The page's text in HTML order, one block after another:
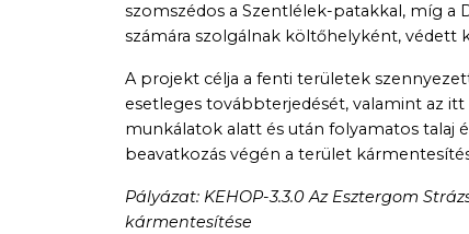
szomszédos a Szentlélek-patakkal, míg
számára szolgálnak költőhelyként, védett
A projekt célja a fenti területek
esetleges továbbterjedését, valamint az
munkálatok alatt és után folyamatos talaj
beavatkozás végén a terület
Pályázat: KEHOP-3.3.0 Az Esztergom
kármentesítése